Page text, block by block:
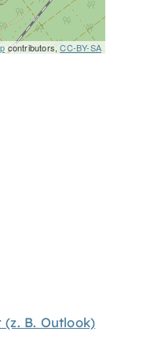
contributors,CC-BY-SA
B. Outlook)